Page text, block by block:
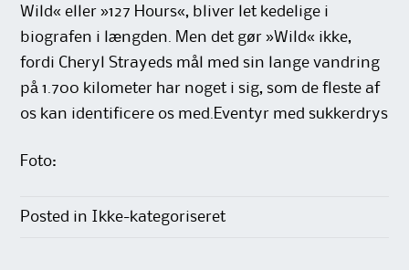
Wild« eller »127 Hours«, bliver let kedelige i
biografen i længden. Men det gør »Wild« ikke,
fordi Cheryl Strayeds mål med sin lange vandring
på 1.700 kilometer har noget i sig, som de fleste af
os kan identificere os med.Eventyr med sukkerdrys
Foto:
Posted in Ikke-kategoriseret